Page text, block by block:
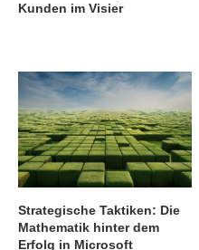
Kunden im Visier
Strategische Taktiken: Die
Mathematik hinter dem
Erfolg in Microsoft